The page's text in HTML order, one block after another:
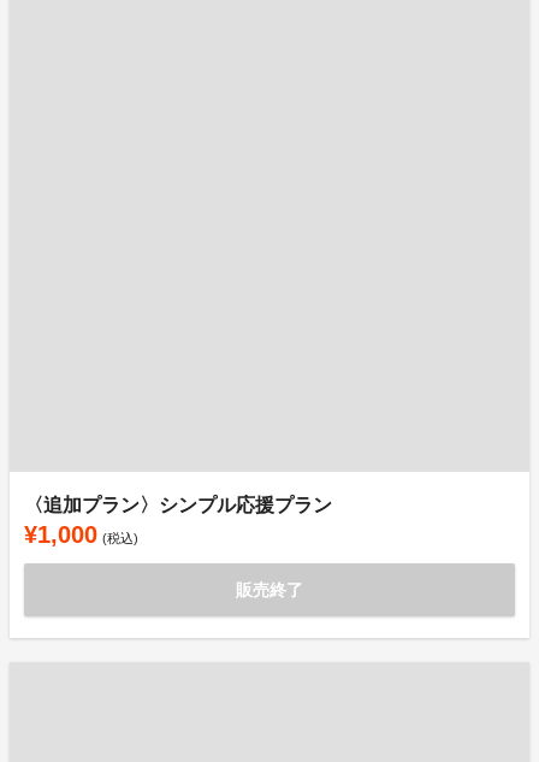
〈追加プラン〉シンプル応援プラン
¥1,000 (税込)
販売終了